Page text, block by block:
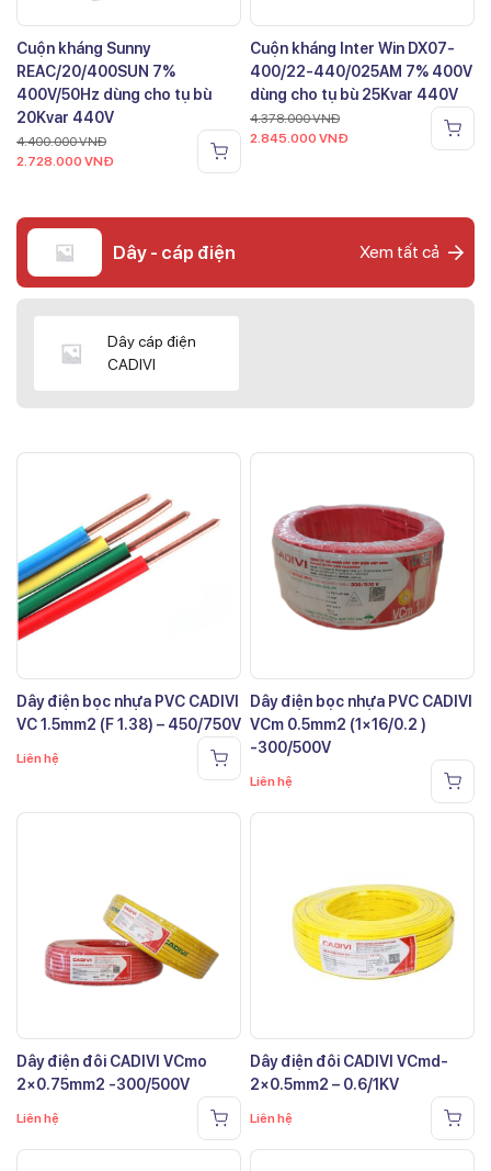
Cuộn kháng Sunny
REAC/20/400SUN 7%
400V/50Hz dùng cho tụ bù
20Kvar 440V
4.400.000VNĐ
2.728.000 VNĐ
Cuộn kháng Inter Win DX07-
400/22-440/025AM 7% 400V
dùng cho tụ bù 25Kvar 440V
4.378.000VNĐ
2.845.000 VNĐ
Dây - cáp điện Xem tất cả
Dây cáp điện
CADIVI
Dây điện bọc nhựa PVC CADIVI
VC 1.5mm2 (F 1.38) – 450/750V
Liên hệ
Dây điện bọc nhựa PVC CADIVI
VCm 0.5mm2 (1×16/0.2 )
-300/500V
Liên hệ
Dây điện đôi CADIVI VCmo
2×0.75mm2 -300/500V
Liên hệ
Dây điện đôi CADIVI VCmd-
2×0.5mm2 – 0.6/1KV
Liên hệ